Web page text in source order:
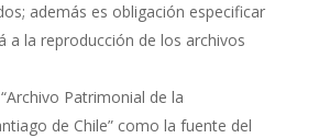
además es obligación especificar
a la reproducción de los archivos
Patrimonial de la
de Chile” como la fuente del